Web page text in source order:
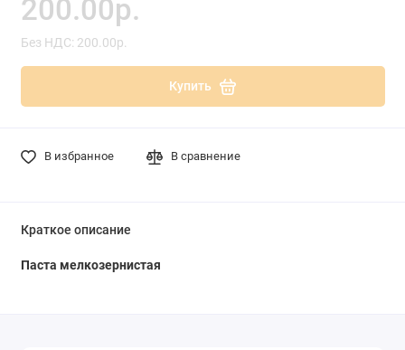
200.00р.
Без НДС: 200.00р.
Купить
В избранное В сравнение
Краткое описание
Паста мелкозернистая